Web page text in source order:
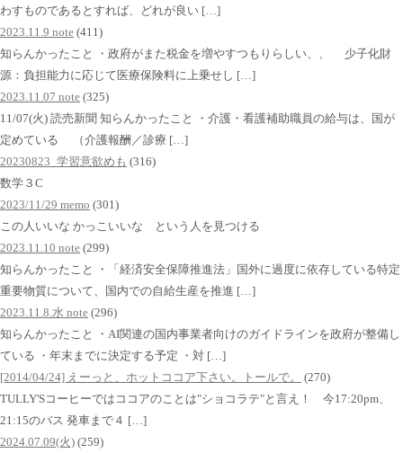
わすものであるとすれば、どれが良い […]
2023.11.9 note (411)
知らんかったこと ・政府がまた税金を増やすつもりらしい、、 少子化財
源：負担能力に応じて医療保険料に上乗せし […]
2023.11.07 note (325)
11/07(火) 読売新聞 知らんかったこと ・介護・看護補助職員の給与は、国が
定めている （介護報酬／診療 […]
20230823_学習意欲めも (316)
数学３C
2023/11/29 memo (301)
この人いいな かっこいいな という人を見つける
2023.11.10 note (299)
知らんかったこと ・「経済安全保障推進法」国外に過度に依存している特定
重要物質について、国内での自給生産を推進 […]
2023.11.8.水 note (296)
知らんかったこと ・AI関連の国内事業者向けのガイドラインを政府が整備し
ている ・年末までに決定する予定 ・対 […]
[2014/04/24] えーっと、ホットココア下さい。トールで。
(270)
TULLY'Sコーヒーではココアのことは"ショコラテ"と言え！ 今17:20pm、
21:15のバス 発車まで４ […]
2024.07.09(火) (259)